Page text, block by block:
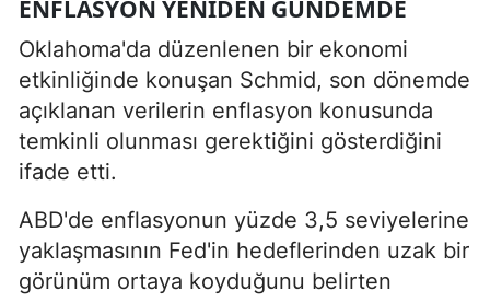
ENFLASYON YENIDEN GÜNDEMDE
Oklahoma'da düzenlenen bir ekonomi
etkinliğinde konuşan Schmid, son dönemde
açıklanan verilerin enflasyon konusunda
temkinli olunması gerektiğini gösterdiğini
ifade etti.
ABD'de enflasyonun yüzde 3,5 seviyelerine
yaklaşmasının Fed'in hedeflerinden uzak bir
görünüm ortaya koyduğunu belirten